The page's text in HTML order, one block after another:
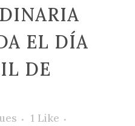
EL DÍA
DE
1 Like